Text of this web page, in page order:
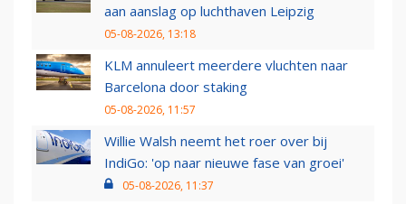
aan aanslag op luchthaven Leipzig
05-08-2026, 13:18
KLM annuleert meerdere vluchten naar
Barcelona door staking
05-08-2026, 11:57
Willie Walsh neemt het roer over bij
IndiGo: 'op naar nieuwe fase van groei'
05-08-2026, 11:37